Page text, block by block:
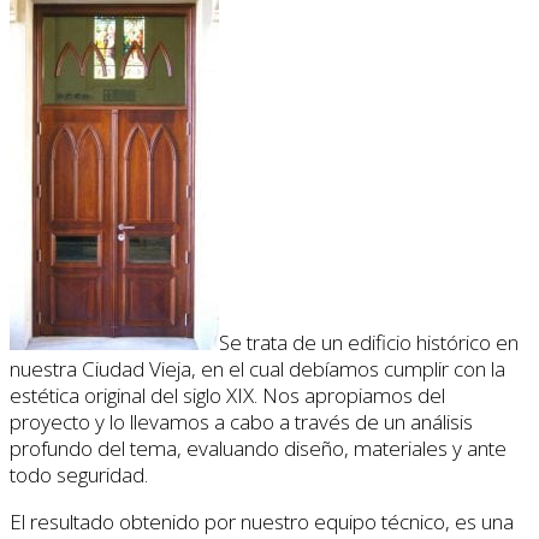
Se trata de un edificio histórico en
nuestra Ciudad Vieja, en el cual debíamos cumplir con la
estética original del siglo XIX. Nos apropiamos del
proyecto y lo llevamos a cabo a través de un análisis
profundo del tema, evaluando diseño, materiales y ante
todo seguridad.
El resultado obtenido por nuestro equipo técnico, es una